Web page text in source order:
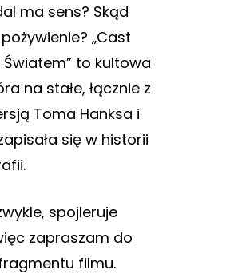
ma sens? Skąd
„Cast
Światem” to kultowa
na stałe, łącznie z
Toma Hanksa i
się w historii
spojleruje
zapraszam do
filmu.